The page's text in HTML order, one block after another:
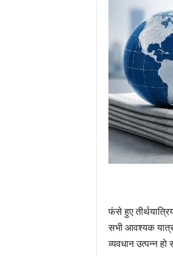
फंसे हुए
सभी आवश्यक
व्यवधान उत्पन्न